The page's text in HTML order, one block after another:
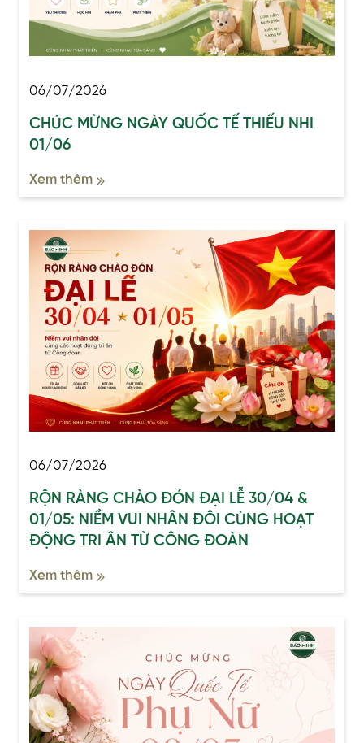
06/07/2026
CHÚC MỪNG NGÀY QUỐC TẾ THIẾU NHI
01/06
Xem thêm
06/07/2026
RỘN RÀNG CHÀO ĐÓN ĐẠI LỄ 30/04 &
01/05: NIỀM VUI NHÂN ĐÔI CÙNG HOẠT
ĐỘNG TRI ÂN TỪ CÔNG ĐOÀN
Xem thêm